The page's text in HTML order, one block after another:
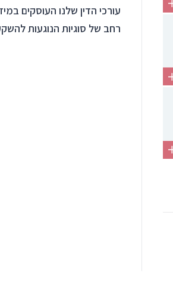
עורכי הדין שלנו העוסקים
רחב של סוגיות הנוגעות